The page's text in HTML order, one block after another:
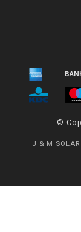
©
J & M SOLAR